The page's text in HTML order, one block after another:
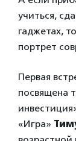
учиться,
гаджетах,
портрет
Первая
посвящена
«Игра»